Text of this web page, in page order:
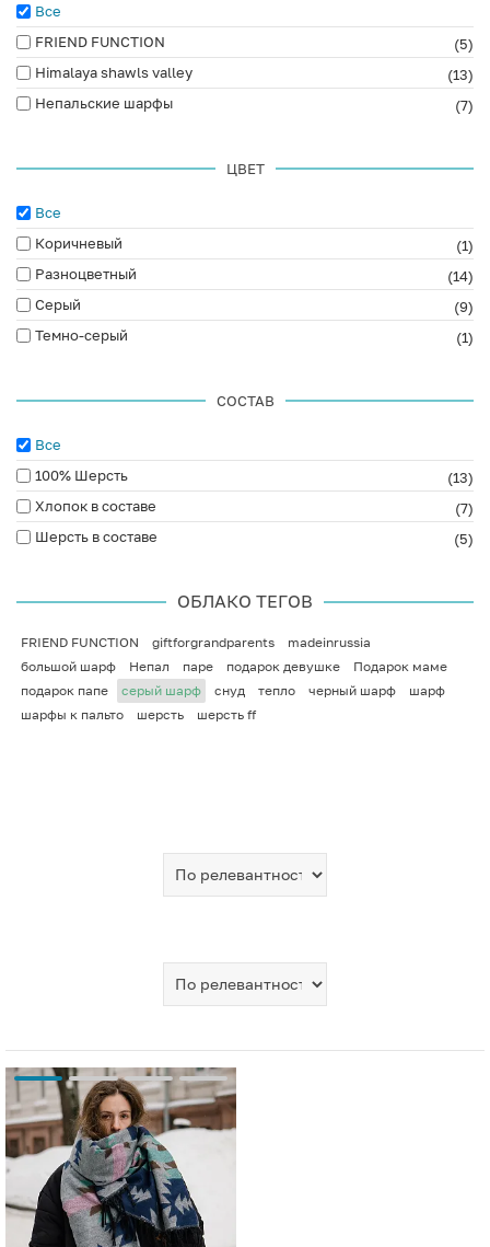
Все
FRIEND FUNCTION
(5)
Himalaya shawls valley
(13)
Непальские шарфы
(7)
ЦВЕТ
Все
Коричневый
(1)
Разноцветный
(14)
Серый
(9)
Темно-серый
(1)
СОСТАВ
Все
100% Шерсть
(13)
Хлопок в составе
(7)
Шерсть в составе
(5)
ОБЛАКО ТЕГОВ
FRIEND FUNCTION giftforgrandparents
madeinrussia
большой шарф
Непал паре подарок девушке
Подарок маме
подарок папе
серый шарф снуд тепло черный шарф
шарф
шарфы к пальто
шерсть шерсть ff